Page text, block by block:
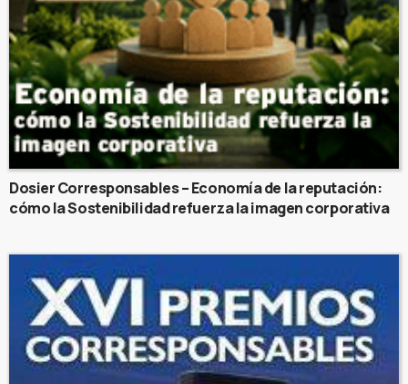
Dosier Corresponsables – Economía de la reputación:
cómo la Sostenibilidad refuerza la imagen corporativa